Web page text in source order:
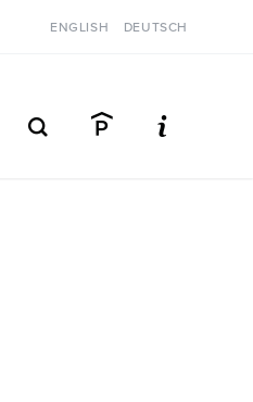
ENGLISH DEUTSCH